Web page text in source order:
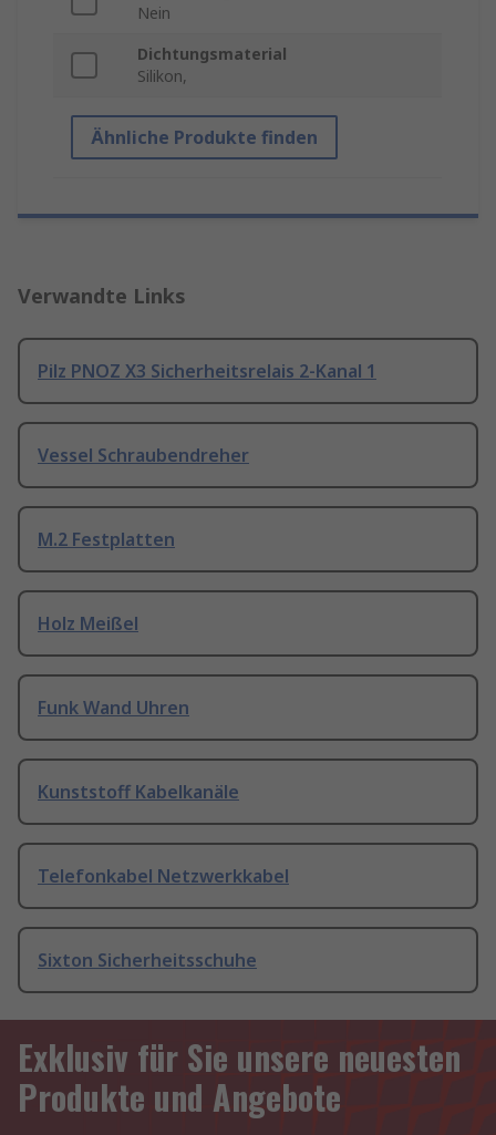
Nein
Dichtungsmaterial
Silikon,
Ähnliche Produkte finden
Verwandte Links
Pilz PNOZ X3 Sicherheitsrelais 2-Kanal 1
Vessel Schraubendreher
M.2 Festplatten
Holz Meißel
Funk Wand Uhren
Kunststoff Kabelkanäle
Telefonkabel Netzwerkkabel
Sixton Sicherheitsschuhe
Exklusiv für Sie unsere neuesten
Produkte und Angebote